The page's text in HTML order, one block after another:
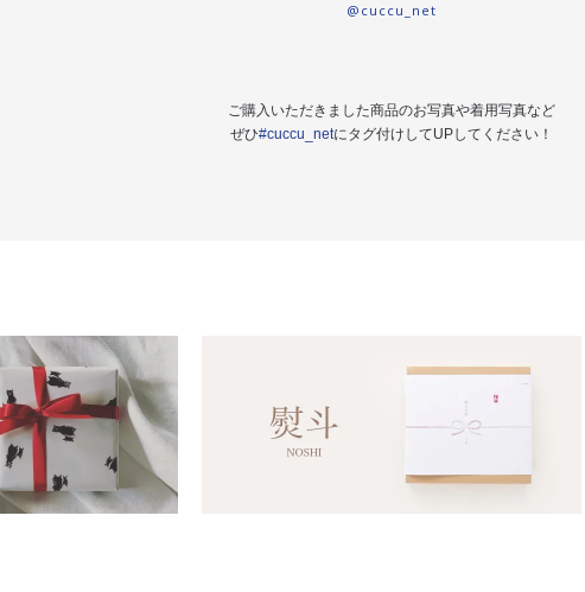
@cuccu_net
ご購入いただきました商品のお写真や着用写真など
ぜひ#cuccu_netにタグ付けしてUPしてください！